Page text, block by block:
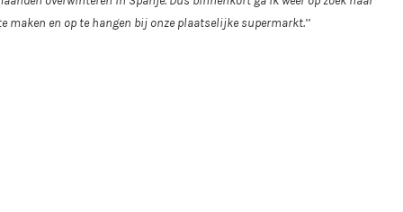
maken en op te hangen bij onze plaatselijke supermarkt.’’